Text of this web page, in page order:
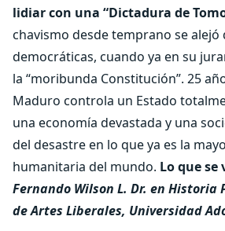
lidiar con una “Dictadura de
chavismo desde temprano se alejó
democráticas, cuando ya en su
la “moribunda Constitución”. 25
Maduro controla un Estado
una economía devastada y una
del desastre en lo que ya es la
humanitaria del mundo. Lo que se
Fernando Wilson L. Dr. en Historia
de Artes Liberales, Universidad